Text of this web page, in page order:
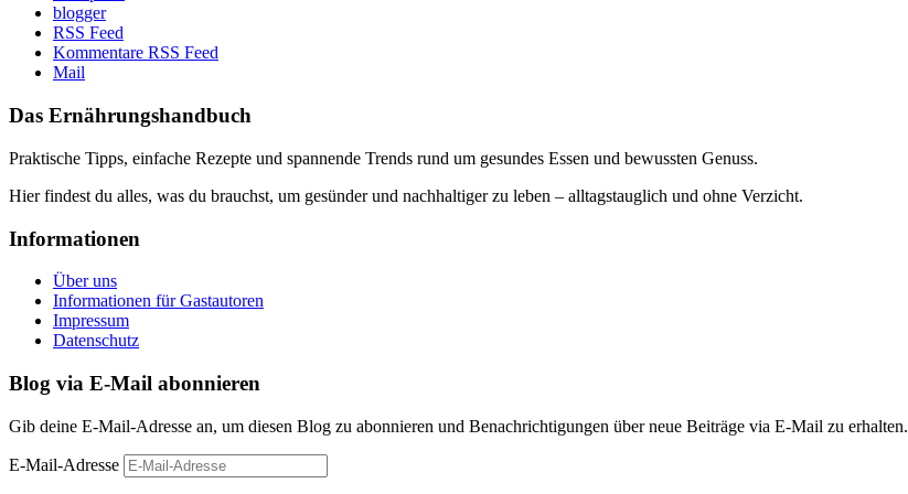
blogger
RSS Feed
Kommentare RSS Feed
Mail
Das Ernährungshandbuch
Praktische Tipps, einfache Rezepte und spannende Trends rund um gesundes Essen und bewussten Genuss.
Hier findest du alles, was du brauchst, um gesünder und nachhaltiger zu leben – alltagstauglich und ohne Verzicht.
Informationen
Über uns
Informationen für Gastautoren
Impressum
Datenschutz
Blog via E-Mail abonnieren
Gib deine E-Mail-Adresse an, um diesen Blog zu abonnieren und Benachrichtigungen über neue Beiträge via E-Mail zu erhalten.
E-Mail-Adresse